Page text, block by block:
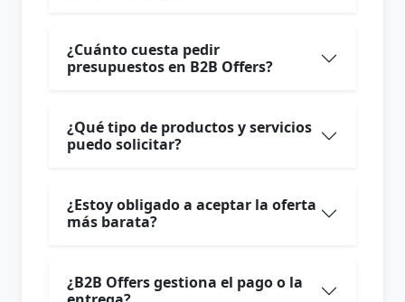
¿Cuánto cuesta pedir
presupuestos en B2B Offers?
¿Qué tipo de productos y servicios
puedo solicitar?
¿Estoy obligado a aceptar la oferta
más barata?
¿B2B Offers gestiona el pago o la